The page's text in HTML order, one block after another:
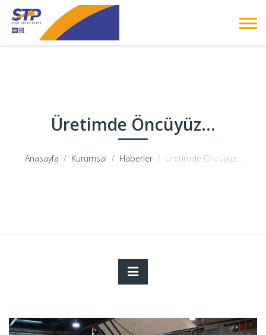
Üretimde Öncüyüz...
Anasayfa Kurumsal Haberler Üretimde Öncüyüz...